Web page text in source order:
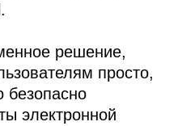
решение,
просто,
безопасно
электронной